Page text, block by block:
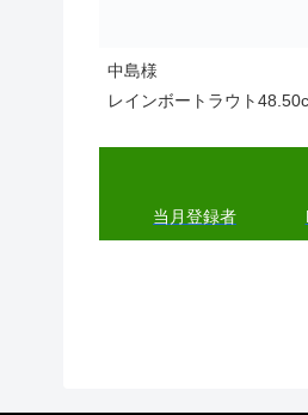
中島様
レインボートラウト
当月登録者